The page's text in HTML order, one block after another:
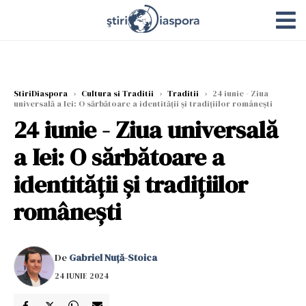
StiriDiaspora › Cultura si Traditii › Traditii › 24 iunie - Ziua
universală a Iei: O sărbătoare a identității și tradițiilor românești
24 iunie - Ziua universală
a Iei: O sărbătoare a
identității și tradițiilor
românești
De Gabriel Nuță-Stoica
24 IUNIE 2024